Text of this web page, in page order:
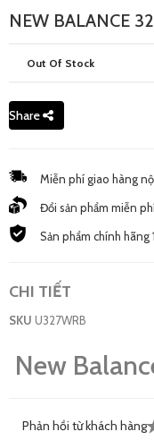
NEW BALANCE
Out Of Stock
Share
Miễn phí giao hàng
Đổi sản phẩm miễn
Sản phẩm chính hãng
CHI TIẾT
SKU U327WRB
New
Phản hồi từ khách hàng